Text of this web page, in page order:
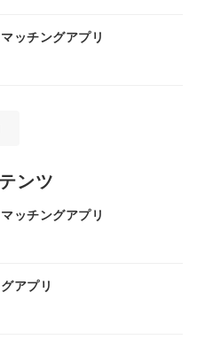
ッチングアプリ
ンツ
ッチングアプリ
アプリ